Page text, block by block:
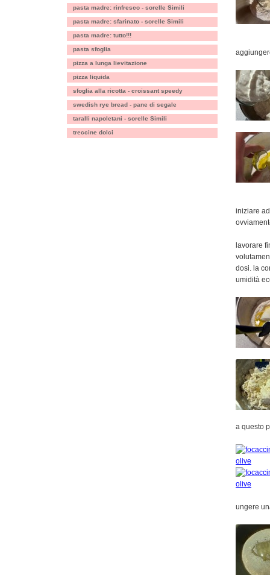
pasta madre: rinfresco - sorelle Simili
pasta madre: sfarinato - sorelle Simili
pasta madre: tutto!!!
pasta sfoglia
pizza a lunga lievitazione
pizza liquida
sfoglia alla ricotta - croissant speedy
swedish rye bread - pane di segale
taralli napoletani - sorelle Simili
treccine dolci
iniziare
lavorare
dosi. la
umidità
a questo
ungere